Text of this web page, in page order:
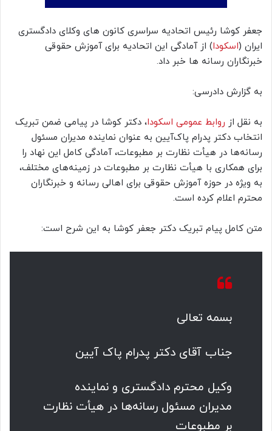
جعفر کوشا رئیس اتحادیه سراسری کانون های وکلای دادگستری
ایران (اسکودا) از آمادگی این اتحادیه برای آموزش حقوقی
خبرنگاران رسانه ها خبر داد.
به گزارش دادرسی:
به نقل از روابط عمومی اسکودا، دکتر کوشا در پیامی ضمن تبریک
انتخاب دکتر پدرام پاک‌آیین به عنوان نماینده مدیران مسئول
رسانه‌ها در هیأت نظارت بر مطبوعات، آمادگی کامل این نهاد را
برای همکاری با هیأت نظارت بر مطبوعات در زمینه‌های مختلف،
به ویژه در حوزه آموزش حقوقی برای اهالی رسانه و خبرنگاران
محترم اعلام کرده است.
متن کامل پیام تبریک دکتر جعفر کوشا به این شرح است:
بسمه تعالی
جناب آقای دکتر پدرام پاک آیین
وکیل محترم دادگستری و نماینده
مدیران مسئول رسانه‌ها در هیأت نظارت
بر مطبوعات